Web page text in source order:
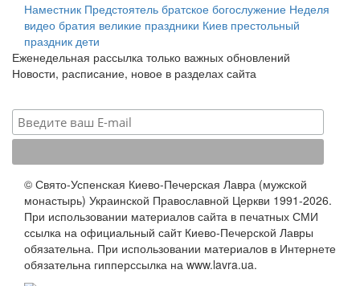
Наместник Предстоятель братское богослужение Неделя
видео братия великие праздники Киев престольный
праздник дети
Еженедельная рассылка только важных обновлений
Новости, расписание, новое в разделах сайта
© Свято-Успенская Киево-Печерская Лавра (мужской
монастырь) Украинской Православной Церкви 1991-2026.
При использовании материалов сайта в печатных СМИ
ссылка на официальный сайт Киево-Печерской Лавры
обязательна. При использовании материалов в Интернете
обязательна гипперссылка на www.lavra.ua.